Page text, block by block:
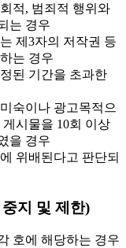
적, 범죄적 행위와
는 경우
제3자의 저작권 등
는 경우
된 기간을 초과한
숙이나 광고목적으
시물을 10회 이상
을 경우
위배된다고 판단되
지 및 제한)
호에 해당하는 경우